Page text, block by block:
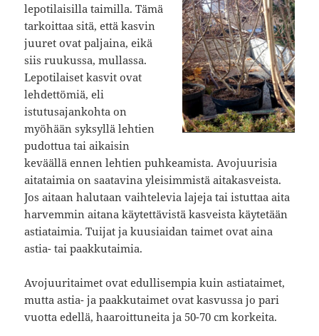
lepotilaisilla taimilla. Tämä
tarkoittaa sitä, että kasvin
juuret ovat paljaina, eikä
siis ruukussa, mullassa.
Lepotilaiset kasvit ovat
lehdettömiä, eli
istutusajankohta on
myöhään syksyllä lehtien
pudottua tai aikaisin
keväällä ennen lehtien puhkeamista. Avojuurisia
aitataimia on saatavina yleisimmistä aitakasveista.
Jos aitaan halutaan vaihtelevia lajeja tai istuttaa aita
harvemmin aitana käytettävistä kasveista käytetään
astiataimia. Tuijat ja kuusiaidan taimet ovat aina
astia- tai paakkutaimia.
Avojuuritaimet ovat edullisempia kuin astiataimet,
mutta astia- ja paakkutaimet ovat kasvussa jo pari
vuotta edellä, haaroittuneita ja 50-70 cm korkeita.